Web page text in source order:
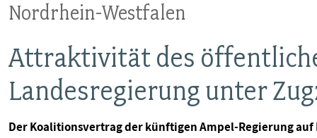
POSITIONEN
AUSBILDUNGSINFORMATIONEN
INTERNATIONALES
Nordrhein-Westfalen
Attraktivität des
Landesregierung unter
Der Koalitionsvertrag der künftigen Ampel-Regierung